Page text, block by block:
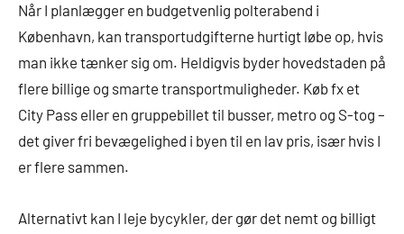
Når I planlægger en budgetvenlig polterabend i
København, kan transportudgifterne hurtigt løbe op, hvis
man ikke tænker sig om. Heldigvis byder hovedstaden på
flere billige og smarte transportmuligheder. Køb fx et
City Pass eller en gruppebillet til busser, metro og S-tog –
det giver fri bevægelighed i byen til en lav pris, især hvis I
er flere sammen.
Alternativt kan I leje bycykler, der gør det nemt og billigt